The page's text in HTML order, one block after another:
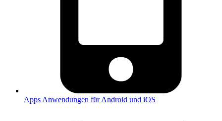
Apps Anwendungen für Android und iOS